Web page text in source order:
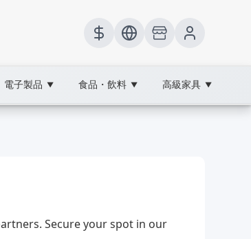
電子製品 ▼ 食品・飲料 ▼ 高級家具 ▼
Secure your spot in our